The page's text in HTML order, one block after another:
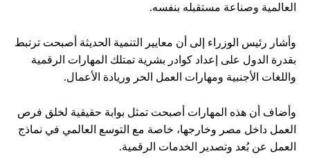
العالمية وصناعة مستقبله بنفسه.
وأشار رئيس الوزراء إلى أن معايير التنمية الحديثة أصبحت ترتبط
بقدرة الدول على إعداد كوادر بشرية تمتلك المهارات الرقمية
واللغات الأجنبية ومهارات العمل الحر وريادة الأعمال.
وأضاف أن هذه المهارات أصبحت تمثل بوابة حقيقية لخلق فرص
العمل داخل مصر وخارجها، خاصة مع التوسع العالمي في نماذج
العمل عن بُعد وتصدير الخدمات الرقمية.